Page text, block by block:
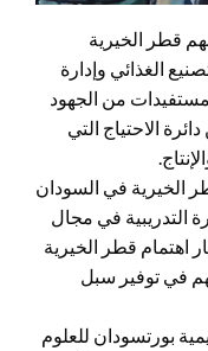
قطر الخيرية
الغذائي وإدارة
من الجهود
الاحتياج التي
الخيرية في السودان
التدريبية في مجال
اهتمام قطر الخيرية
في توفير سبل
بورتسودان للعلوم